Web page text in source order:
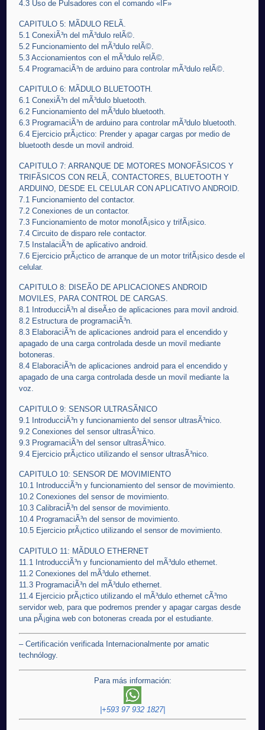
4.3 Uso de Pulsadores con el comando «IF»
CAPITULO 5: MÃDULO RELÃ.
5.1 ConexiÃ³n del mÃ³dulo relÃ©.
5.2 Funcionamiento del mÃ³dulo relÃ©.
5.3 Accionamientos con el mÃ³dulo relÃ©.
5.4 ProgramaciÃ³n de arduino para controlar mÃ³dulo relÃ©.
CAPITULO 6: MÃDULO BLUETOOTH.
6.1 ConexiÃ³n del mÃ³dulo bluetooth.
6.2 Funcionamiento del mÃ³dulo bluetooth.
6.3 ProgramaciÃ³n de arduino para controlar mÃ³dulo bluetooth.
6.4 Ejercicio prÃ¡ctico: Prender y apagar cargas por medio de
bluetooth desde un movil android.
CAPITULO 7: ARRANQUE DE MOTORES MONOFÃSICOS Y
TRIFÃSICOS CON RELÃ, CONTACTORES, BLUETOOTH Y
ARDUINO, DESDE EL CELULAR CON APLICATIVO ANDROID.
7.1 Funcionamiento del contactor.
7.2 Conexiones de un contactor.
7.3 Funcionamiento de motor monofÃ¡sico y trifÃ¡sico.
7.4 Circuito de disparo rele contactor.
7.5 InstalaciÃ³n de aplicativo android.
7.6 Ejercicio prÃ¡ctico de arranque de un motor trifÃ¡sico desde el
celular.
CAPITULO 8: DISEÃO DE APLICACIONES ANDROID
MOVILES, PARA CONTROL DE CARGAS.
8.1 IntroducciÃ³n al diseÃ±o de aplicaciones para movil android.
8.2 Estructura de programaciÃ³n.
8.3 ElaboraciÃ³n de aplicaciones android para el encendido y
apagado de una carga controlada desde un movil mediante
botoneras.
8.4 ElaboraciÃ³n de aplicaciones android para el encendido y
apagado de una carga controlada desde un movil mediante la
voz.
CAPITULO 9: SENSOR ULTRASÃNICO
9.1 IntroducciÃ³n y funcionamiento del sensor ultrasÃ³nico.
9.2 Conexiones del sensor ultrasÃ³nico.
9.3 ProgramaciÃ³n del sensor ultrasÃ³nico.
9.4 Ejercicio prÃ¡ctico utilizando el sensor ultrasÃ³nico.
CAPITULO 10: SENSOR DE MOVIMIENTO
10.1 IntroducciÃ³n y funcionamiento del sensor de movimiento.
10.2 Conexiones del sensor de movimiento.
10.3 CalibraciÃ³n del sensor de movimiento.
10.4 ProgramaciÃ³n del sensor de movimiento.
10.5 Ejercicio prÃ¡ctico utilizando el sensor de movimiento.
CAPITULO 11: MÃDULO ETHERNET
11.1 IntroducciÃ³n y funcionamiento del mÃ³dulo ethernet.
11.2 Conexiones del mÃ³dulo ethernet.
11.3 ProgramaciÃ³n del mÃ³dulo ethernet.
11.4 Ejercicio prÃ¡ctico utilizando el mÃ³dulo ethernet cÃ³mo
servidor web, para que podremos prender y apagar cargas desde
una pÃ¡gina web con botoneras creada por el estudiante.
– Certificación verificada Internacionalmente por amatic
technólogy.
Para más información:
|+593 97 932 1827|